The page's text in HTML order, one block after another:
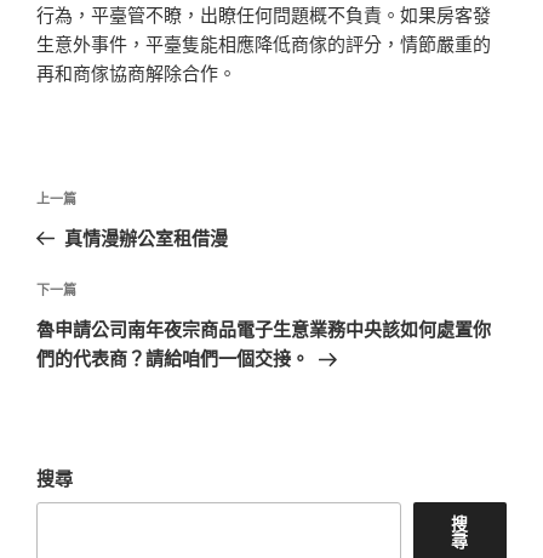
行為，平臺管不瞭，出瞭任何問題概不負責。如果房客發
生意外事件，平臺隻能相應降低商傢的評分，情節嚴重的
再和商傢協商解除合作。
文
導
覽
上
一
文
章
上一篇
真情漫辦公室租借漫
下
一
篇
下一篇
魯申請公司南年夜宗商品電子生意業務中央該如何處置你
們的代表商？請給咱們一個交接。
搜尋
搜
尋